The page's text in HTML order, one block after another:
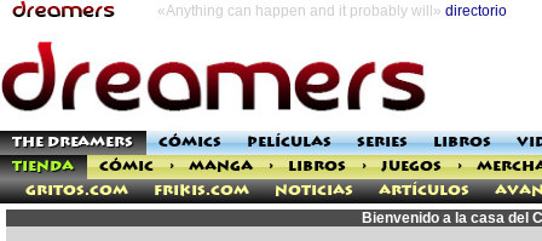
«Anything can happen and it probably will» directorio
THE DREAMERS CÓMICS PELÍCULAS SERIES LIBROS
TIENDA
CÓMIC > MANGA > LIBROS > JUEGOS >
Gritos.com
Frikis.com Noticias Artículos
Bienvenido a la casa del